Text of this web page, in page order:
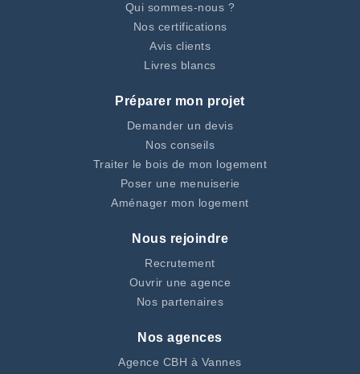
Qui sommes-nous ?
Nos certifications
Avis clients
Livres blancs
Préparer mon projet
Demander un devis
Nos conseils
Traiter le bois de mon logement
Poser une menuiserie
Aménager mon logement
Nous rejoindre
Recrutement
Ouvrir une agence
Nos partenaires
Nos agences
Agence CBH à Vannes